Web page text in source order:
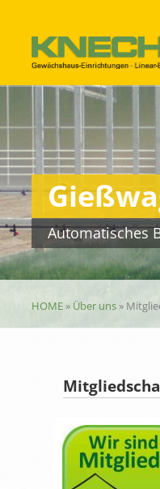
Navigation
überspringen
Automatisches
HOME» Über uns »